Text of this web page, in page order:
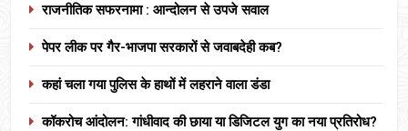
राजनीतिक सफरनामा : आन्दोलन से उपजे सवाल
पेपर लीक पर गैर-भाजपा सरकारों से जवाबदेही कब?
कहां चला गया पुलिस के हाथों में लहराने वाला डंडा
कॉकरोच आंदोलन: गांधीवाद की छाया या डिजिटल युग का नया प्रतिरोध?